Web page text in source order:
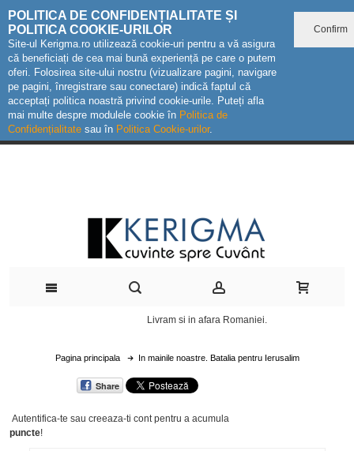
POLITICA DE CONFIDENȚIALITATE ȘI
POLITICA COOKIE-URILOR
Site-ul Kerigma.ro utilizează cookie-uri pentru a vă asigura
că beneficiați de cea mai bună experiență pe care o putem
oferi. Folosirea site-ului nostru (vizualizare pagini, navigare
pe pagini, înregistrare sau conectare) indică faptul că
acceptați politica noastră privind cookie-urile. Puteți afla
mai multe despre modulele cookie în Politica de
Confidențialitate sau în Politica Cookie-urilor.
Confirm
Livram si in afara Romaniei.
Pagina principala In mainile noastre. Batalia pentru Ierusalim
Share
Autentifica-te sau creeaza-ti contpentru a acumula
puncte!